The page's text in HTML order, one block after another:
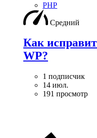
PHP
Средний
Как
WP?
1 подписчик
14 июл.
191 просмотр